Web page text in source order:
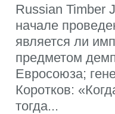
Russian Timber
начале
является ли
предметом
Евросоюза;
Коротков:
тогда...